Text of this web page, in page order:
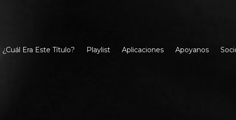
¿Cuál Era Este Título? Playlist Aplicaciones Apoyanos